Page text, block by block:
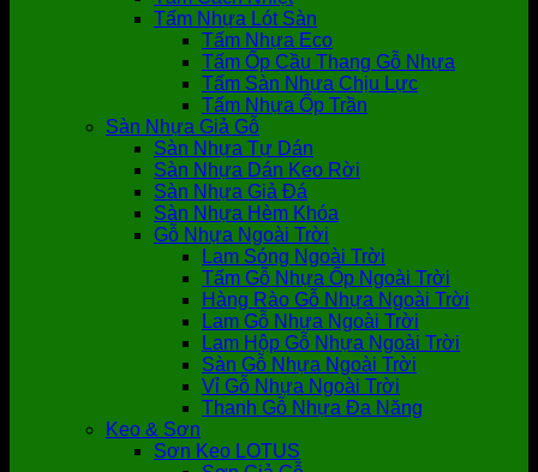
Tấm Nhựa Lót Sàn
Tấm Nhựa Eco
Tấm Ốp Cầu Thang Gỗ Nhựa
Tấm Sàn Nhựa Chịu Lực
Tấm Nhựa Ốp Trần
Sàn Nhựa Giả Gỗ
Sàn Nhựa Tự Dán
Sàn Nhựa Dán Keo Rời
Sàn Nhựa Giả Đá
Sàn Nhựa Hèm Khóa
Gỗ Nhựa Ngoài Trời
Lam Sóng Ngoài Trời
Tấm Gỗ Nhựa Ốp Ngoài Trời
Hàng Rào Gỗ Nhựa Ngoài Trời
Lam Gỗ Nhựa Ngoài Trời
Lam Hộp Gỗ Nhựa Ngoài Trời
Sàn Gỗ Nhựa Ngoài Trời
Vỉ Gỗ Nhựa Ngoài Trời
Thanh Gỗ Nhựa Đa Năng
Keo & Sơn
Sơn Keo LOTUS